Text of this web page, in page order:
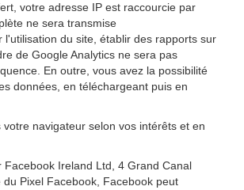
votre adresse IP est raccourcie par
ne sera transmise
du site, établir des rapports sur
de Google Analytics ne sera pas
En outre, vous avez la possibilité
données, en téléchargeant puis en
navigateur selon vos intérêts et en
Facebook Ireland Ltd, 4 Grand Canal
du Pixel Facebook, Facebook peut